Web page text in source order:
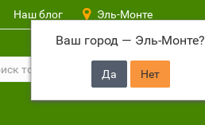
Наш блог Эль-Монте
Ваш город — Эль-Монте?